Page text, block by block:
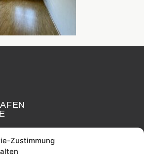
Zustimmung